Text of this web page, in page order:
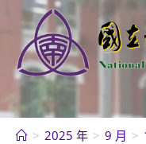
內
> 2025 年 > 9 月 >